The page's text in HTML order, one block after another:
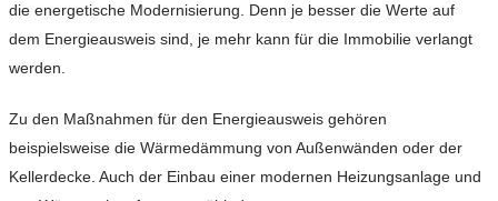
die energetische Modernisierung. Denn je besser die Werte auf
dem Energieausweis sind, je mehr kann für die Immobilie verlangt
werden.
Zu den Maßnahmen für den Energieausweis gehören
beispielsweise die Wärmedämmung von Außenwänden oder der
Kellerdecke. Auch der Einbau einer modernen Heizungsanlage und